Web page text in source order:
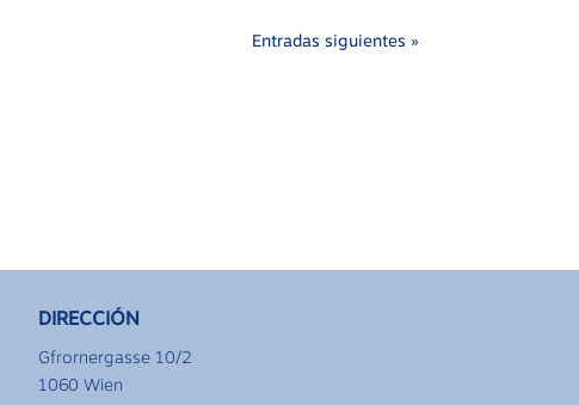
Entradas siguientes »
DIRECCIÓN
Gfrornergasse 10/2
1060 Wien